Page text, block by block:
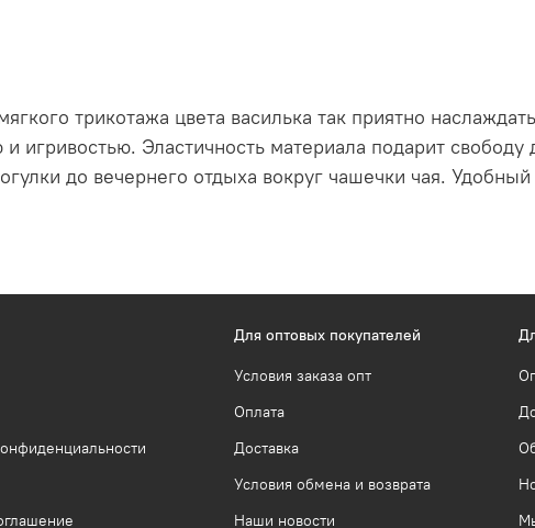
трикотажа цвета василька так приятно
игривостью. Эластичность материала подарит свободу
до вечернего отдыха вокруг чашечки чая.
Для оптовых покупателей
Условия заказа опт
Оплата
Доставка
Условия обмена и возврата
Наши новости